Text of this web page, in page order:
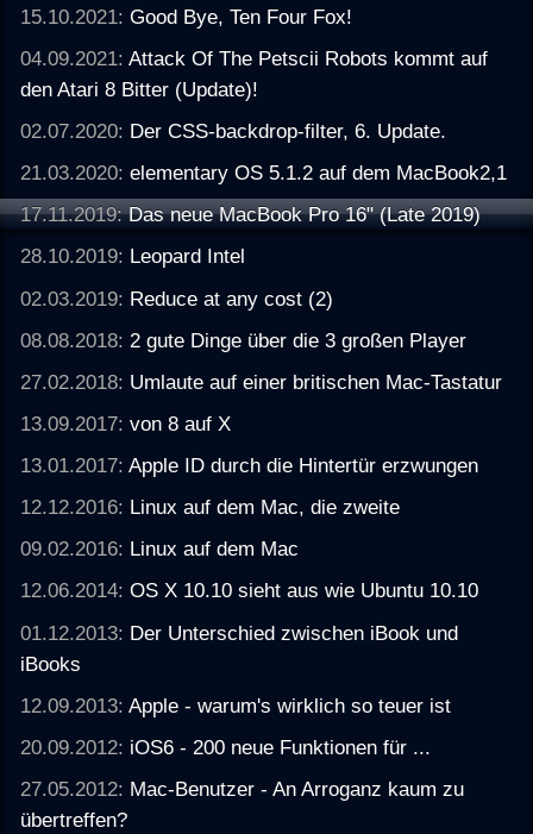
15.10.2021:Good Bye, Ten Four Fox!
04.09.2021:Attack Of The Petscii Robots kommt auf
den Atari 8 Bitter (Update)!
02.07.2020: Der CSS-backdrop-filter, 6. Update.
21.03.2020:elementary OS 5.1.2 auf dem MacBook2,1
17.11.2019:Das neue MacBook Pro 16" (Late 2019)
28.10.2019: Leopard Intel
02.03.2019: Reduce at any cost (2)
08.08.2018: 2 gute Dinge über die 3 großen Player
27.02.2018: Umlaute auf einer britischen Mac-Tastatur
13.09.2017:von 8 auf X
13.01.2017:Apple ID durch die Hintertür erzwungen
12.12.2016: Linux auf dem Mac, die zweite
09.02.2016: Linux auf dem Mac
12.06.2014:OS X 10.10 sieht aus wie Ubuntu 10.10
01.12.2013: Der Unterschied zwischen iBook und
iBooks
12.09.2013:Apple - warum's wirklich so teuer ist
20.09.2012: iOS6 - 200 neue Funktionen für ...
27.05.2012: Mac-Benutzer - An Arroganz kaum zu
übertreffen?